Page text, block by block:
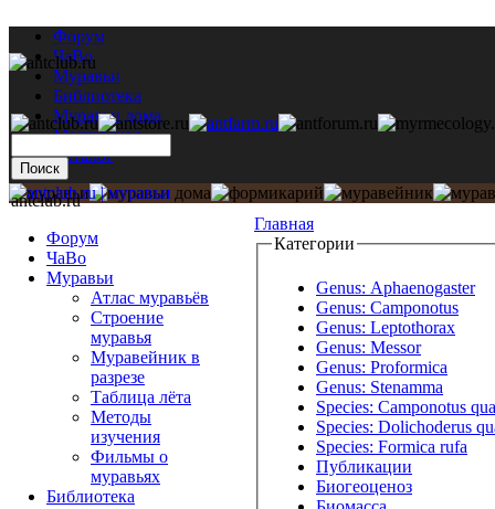
Форум
ЧаВо
Муравьи
Библиотека
Муравьи дома
Мастерская
Каталог
Главная
Категории
Genus: Aphaenogaster
Genus: Camponotus
Genus: Leptothorax
Genus: Messor
Genus: Proformica
Genus: Stenamma
Species: Camponotus
Species: Dolichoderus
Species: Formica rufa
Публикации
Биогеоценоз
antclub.ru
Форум
ЧаВо
Муравьи
Атлас муравьёв
Строение
муравья
Муравейник в
разрезе
Таблица лёта
Методы
изучения
Фильмы о
муравьях
Библиотека